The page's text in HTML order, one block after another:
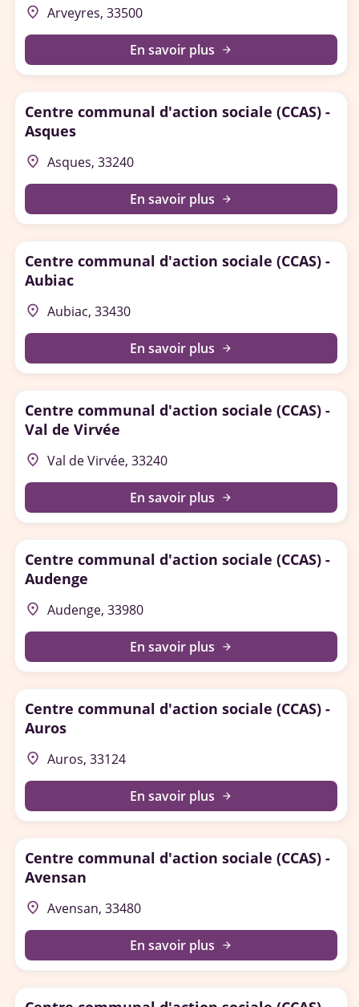
place Arveyres, 33500
En savoir plus arrow_forward
Centre communal d'action sociale (CCAS) -
Asques
place Asques, 33240
En savoir plus arrow_forward
Centre communal d'action sociale (CCAS) -
Aubiac
place Aubiac, 33430
En savoir plus arrow_forward
Centre communal d'action sociale (CCAS) -
Val de Virvée
place Val de Virvée, 33240
En savoir plus arrow_forward
Centre communal d'action sociale (CCAS) -
Audenge
place Audenge, 33980
En savoir plus arrow_forward
Centre communal d'action sociale (CCAS) -
Auros
place Auros, 33124
En savoir plus arrow_forward
Centre communal d'action sociale (CCAS) -
Avensan
place Avensan, 33480
En savoir plus arrow_forward